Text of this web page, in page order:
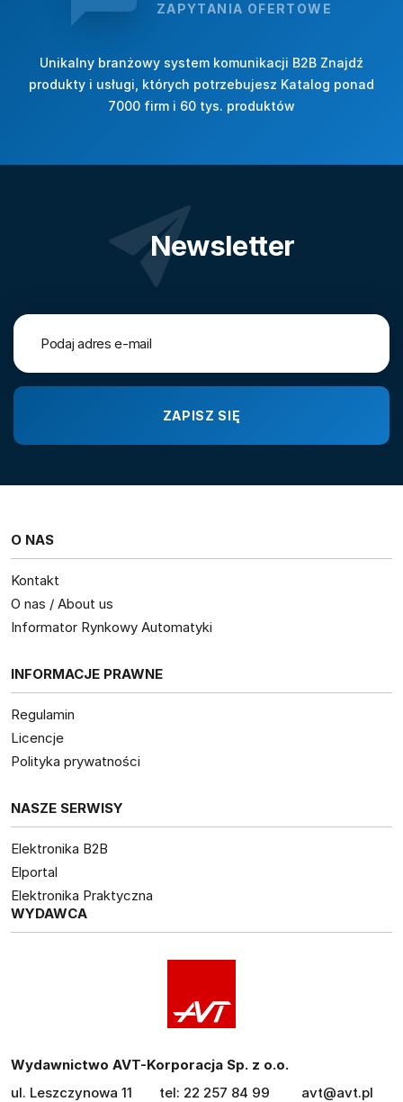
ZAPYTANIA OFERTOWE
Unikalny branżowy system komunikacji B2B Znajdź
produkty i usługi, których potrzebujesz Katalog ponad
7000 firm i 60 tys. produktów
Newsletter
O NAS
Kontakt
O nas / About us
Informator Rynkowy Automatyki
INFORMACJE PRAWNE
Regulamin
Licencje
Polityka prywatności
NASZE SERWISY
Elektronika B2B
Elportal
Elektronika Praktyczna
WYDAWCA
Wydawnictwo AVT-Korporacja Sp. z o.o.
ul. Leszczynowa 11
tel: 22 257 84 99
avt@avt.pl